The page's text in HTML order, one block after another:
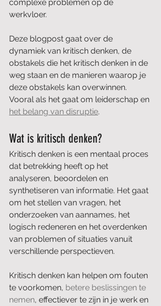
complexe problemen op de
werkvloer.
Deze blogpost gaat over de
dynamiek van kritisch denken, de
obstakels die het kritisch denken in de
weg staan en de manieren waarop je
deze obstakels kan overwinnen.
Vooral als het gaat om leiderschap en
het belang van disruptie.
Wat is kritisch denken?
Kritisch denken is een mentaal proces
dat betrekking heeft op het
analyseren, beoordelen en
synthetiseren van informatie. Het gaat
om het stellen van vragen, het
onderzoeken van aannames, het
logisch redeneren en het overdenken
van problemen of situaties vanuit
verschillende perspectieven.
Kritisch denken kan helpen om fouten
te voorkomen, betere beslissingen te
nemen, effectiever te zijn in je werk en